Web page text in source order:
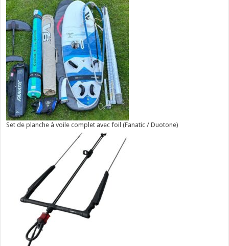
Set de planche à voile complet avec foil (Fanatic / Duotone)